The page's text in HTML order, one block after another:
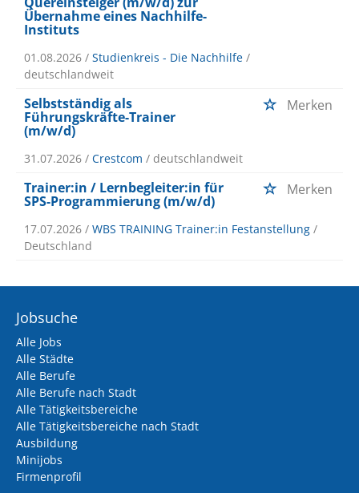
Übernahme eines Nachhilfe-
Instituts
01.08.2026 / Studienkreis - Die Nachhilfe /
deutschlandweit
Selbstständig als
Führungskräfte-Trainer
(m/w/d)
Merken
31.07.2026 / Crestcom / deutschlandweit
Trainer:in / Lernbegleiter:in für
SPS-Programmierung (m/w/d)
Merken
17.07.2026 / WBS TRAINING Trainer:in Festanstellung /
Deutschland
Jobsuche
Alle Jobs
Alle Städte
Alle Berufe
Alle Berufe nach Stadt
Alle Tätigkeitsbereiche
Alle Tätigkeitsbereiche nach Stadt
Ausbildung
Minijobs
Firmenprofil